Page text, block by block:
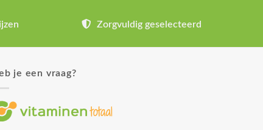
Zorgvuldig geselecteerd
je een vraag?